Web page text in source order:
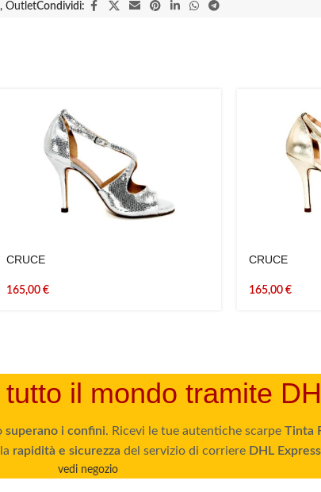
, OutletCondividi:
CRUCE
165,00 €
CRUCE
165,00 €
il mondo tramite
superano i confini. Ricevi le tue autentiche scarpeTinta
rapidità e sicurezza del servizio di corriere DHL Express
vedi negozio